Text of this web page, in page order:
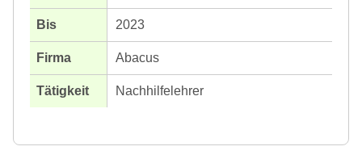
2023
Abacus
Nachhilfelehrer